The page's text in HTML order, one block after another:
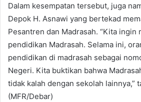
Dalam kesempatan tersebut, juga
Depok H. Asnawi yang bertekad
Pesantren dan Madrasah. “Kita ingin
pendidikan Madrasah. Selama ini,
pendidikan di madrasah sebagai
Negeri. Kita buktikan bahwa
tidak kalah dengan sekolah lainnya,”
(MFR/Debar)